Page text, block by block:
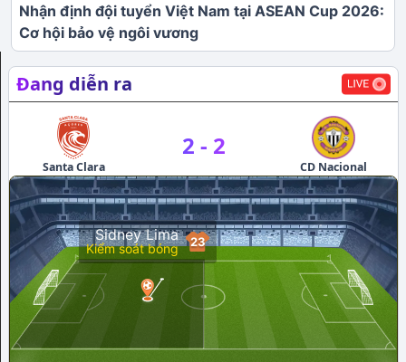
Nhận định đội tuyển Việt Nam tại ASEAN Cup 2026:
Cơ hội bảo vệ ngôi vương
Đang diễn ra
Santa Clara
2 - 2
CD Nacional